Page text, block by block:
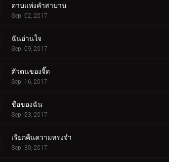
ดาบแห่งคำสาบาน
Sep. 02, 2017
ฉันอ่านใจ
Sep. 09, 2017
ตัวตนของจี๊ด
Sep. 16, 2017
ชื่อของฉัน
Sep. 23, 2017
เรียกคืนความทรงจำ
Sep. 30, 2017